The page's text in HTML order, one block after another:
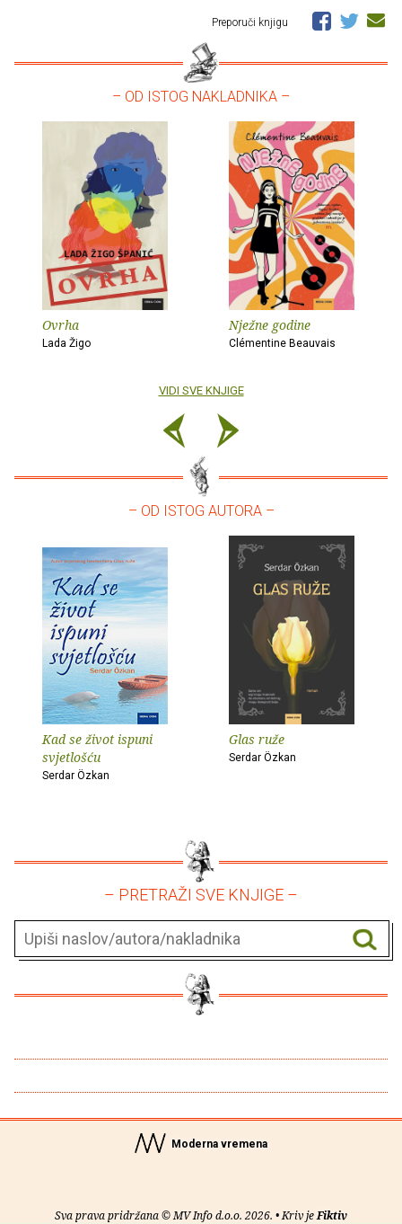
Preporuči knjigu
– OD ISTOG NAKLADNIKA –
Ovrha
Lada Žigo
Nježne godine
Clémentine Beauvais
VIDI SVE KNJIGE
– OD ISTOG AUTORA –
Kad se život ispuni
svjetlošću
Serdar Özkan
Glas ruže
Serdar Özkan
– PRETRAŽI SVE KNJIGE –
Moderna vremena
Sva prava pridržana © MV Info d.o.o. 2026. • Kriv jeFiktiv